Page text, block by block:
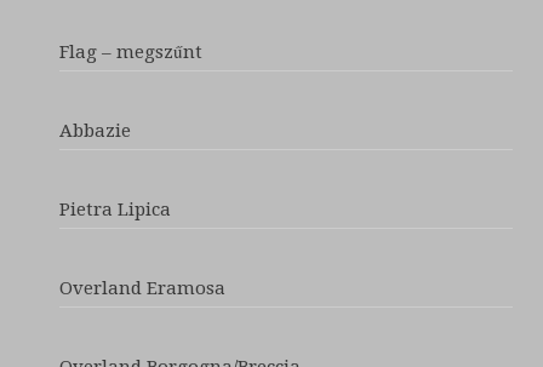
Flag – megszűnt
Abbazie
Pietra Lipica
Overland Eramosa